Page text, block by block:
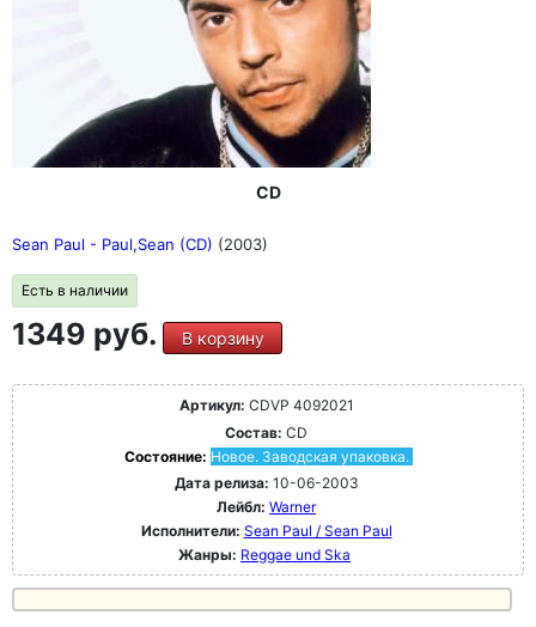
CD
Sean Paul - Paul,Sean (CD) (2003)
Есть в наличии
1349 руб. В корзину
Артикул: CDVP 4092021
Состав: CD
Состояние: Новое. Заводская упаковка.
Дата релиза: 10-06-2003
Лейбл: Warner
Исполнители: Sean Paul / Sean Paul
Жанры: Reggae und Ska